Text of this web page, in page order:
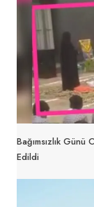
Bağımsızlık
Edildi